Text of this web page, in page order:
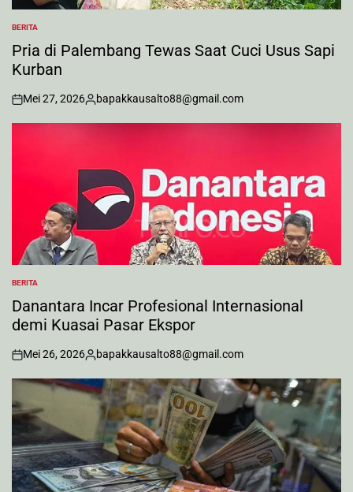
POSTED
IN
BERITA
Pria di Palembang Tewas Saat Cuci Usus Sapi
Kurban
on
Mei 27, 2026
Posted
by
bapakkausalto88@gmail.com
POSTED
IN
BERITA
Danantara Incar Profesional Internasional
demi Kuasai Pasar Ekspor
on
Mei 26, 2026
Posted
by
bapakkausalto88@gmail.com